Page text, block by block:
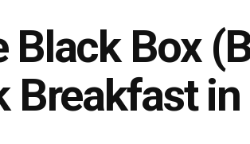
Black Box
Breakfast in